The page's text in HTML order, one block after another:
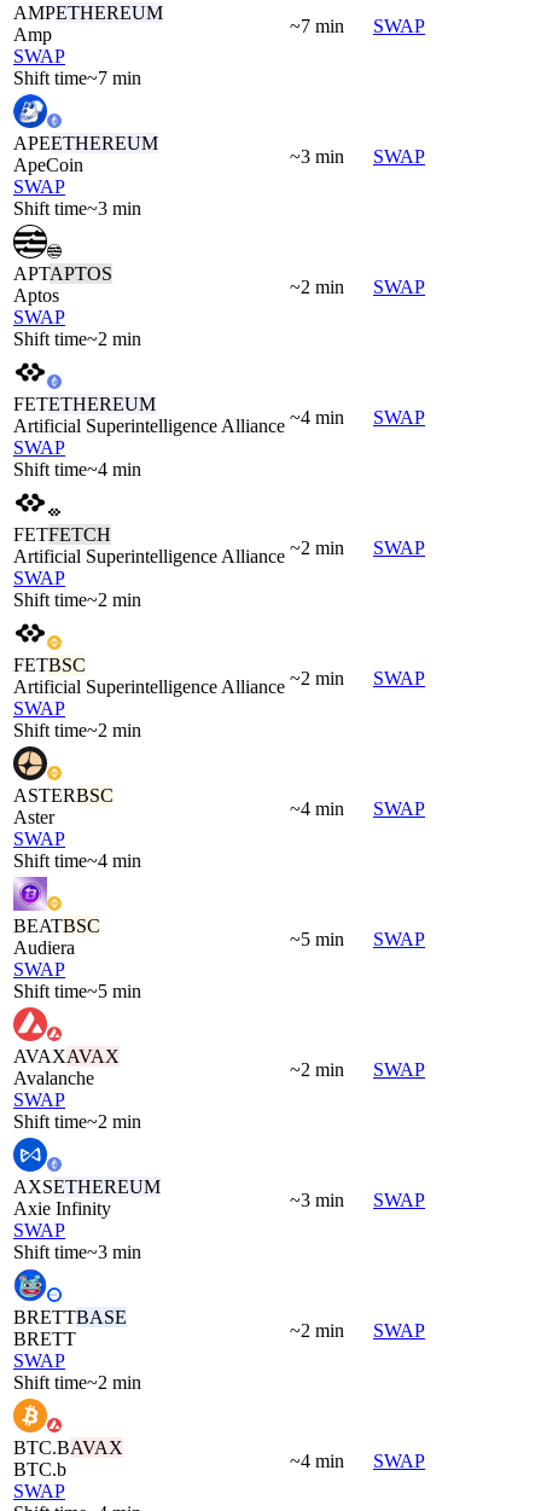
AMPETHEREUM
Amp
SWAP
Shift time~7 min
~7 min SWAP
APEETHEREUM
ApeCoin
SWAP
Shift time~3 min
~3 min SWAP
APTAPTOS
Aptos
SWAP
Shift time~2 min
~2 min SWAP
FETETHEREUM
Artificial Superintelligence Alliance
SWAP
Shift time~4 min
~4 min SWAP
FETFETCH
Artificial Superintelligence Alliance
SWAP
Shift time~2 min
~2 min SWAP
FETBSC
Artificial Superintelligence Alliance
SWAP
Shift time~2 min
~2 min SWAP
ASTERBSC
Aster
SWAP
Shift time~4 min
~4 min SWAP
BEATBSC
Audiera
SWAP
Shift time~5 min
~5 min SWAP
AVAXAVAX
Avalanche
SWAP
Shift time~2 min
~2 min SWAP
AXSETHEREUM
Axie Infinity
SWAP
Shift time~3 min
~3 min SWAP
BRETTBASE
BRETT
SWAP
Shift time~2 min
~2 min SWAP
BTC.BAVAX
BTC.b
SWAP
~4 min SWAP